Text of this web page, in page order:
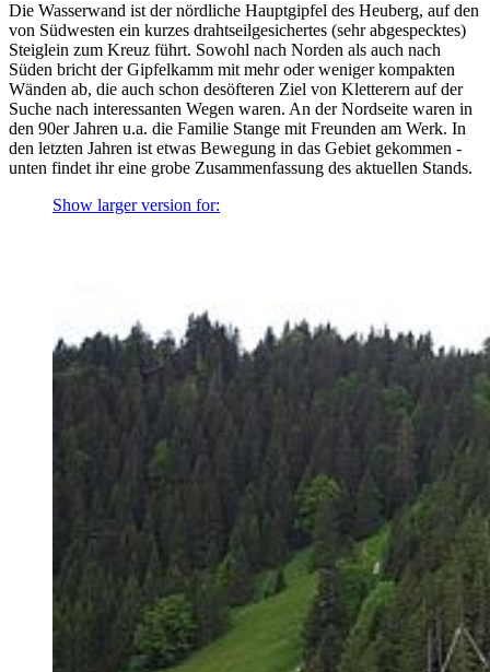
Die Wasserwand ist der nördliche Hauptgipfel des Heuberg, auf den
von Südwesten ein kurzes drahtseilgesichertes (sehr abgespecktes)
Steiglein zum Kreuz führt. Sowohl nach Norden als auch nach
Süden bricht der Gipfelkamm mit mehr oder weniger kompakten
Wänden ab, die auch schon desöfteren Ziel von Kletterern auf der
Suche nach interessanten Wegen waren. An der Nordseite waren in
den 90er Jahren u.a. die Familie Stange mit Freunden am Werk. In
den letzten Jahren ist etwas Bewegung in das Gebiet gekommen -
unten findet ihr eine grobe Zusammenfassung des aktuellen Stands.
Show larger version for: